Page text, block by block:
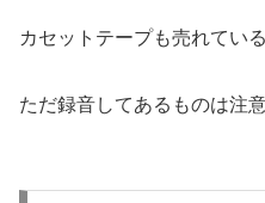
カセットテープも売れてい
ただ録音してあるものは注